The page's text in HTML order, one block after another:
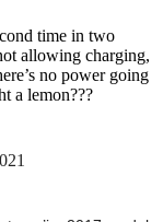
time in two
allowing charging,
no power going
a lemon???